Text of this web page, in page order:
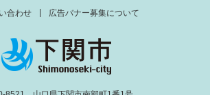
合わせ 広告バナー募集について